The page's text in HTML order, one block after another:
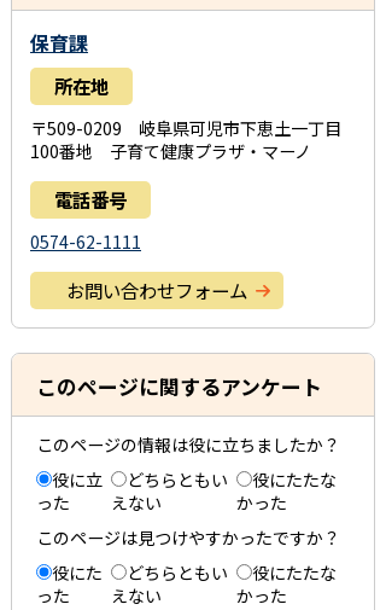
保育課
所在地
〒509-0209 岐阜県可児市下恵土一丁目
100番地 子育て健康プラザ・マーノ
電話番号
0574-62-1111
お問い合わせフォーム
このページに関するアンケート
このページの情報は役に立ちましたか？
役に立
った
どちらともい
えない
役にたたな
かった
このページは見つけやすかったですか？
役にた
った
どちらともい
えない
役にたたな
かった